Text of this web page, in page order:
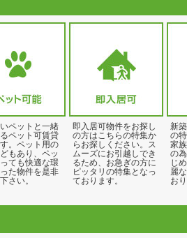
ペットと一緒
ペット可賃貸
。ペット用の
もあり、ペッ
っても快適な環
た物件を是非
さい。
即入居可物件をお探し
の方はこちらの特集か
らお探しください。ス
ムーズにお引越しでき
るため、お急ぎの方に
ピッタリの特集となっ
ております。
新
の
家
の
じ
麗
お